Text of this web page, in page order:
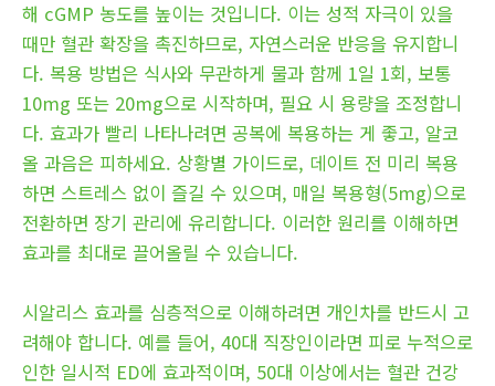
해 cGMP 농도를 높이는 것입니다. 이는 성적 자극이 있을
때만 혈관 확장을 촉진하므로, 자연스러운 반응을 유지합니
다. 복용 방법은 식사와 무관하게 물과 함께 1일 1회, 보통
10mg 또는 20mg으로 시작하며, 필요 시 용량을 조정합니
다. 효과가 빨리 나타나려면 공복에 복용하는 게 좋고, 알코
올 과음은 피하세요. 상황별 가이드로, 데이트 전 미리 복용
하면 스트레스 없이 즐길 수 있으며, 매일 복용형(5mg)으로
전환하면 장기 관리에 유리합니다. 이러한 원리를 이해하면
효과를 최대로 끌어올릴 수 있습니다.
시알리스 효과를 심층적으로 이해하려면 개인차를 반드시 고
려해야 합니다. 예를 들어, 40대 직장인이라면 피로 누적으로
인한 일시적 ED에 효과적이며, 50대 이상에서는 혈관 건강